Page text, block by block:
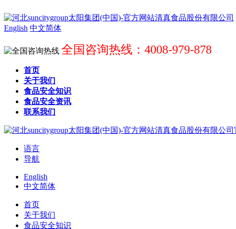
English 中文简体
全国咨询热线：4008-979-878
首页
关于我们
食品安全知识
食品安全资讯
联系我们
语言
导航
English
中文简体
首页
关于我们
食品安全知识